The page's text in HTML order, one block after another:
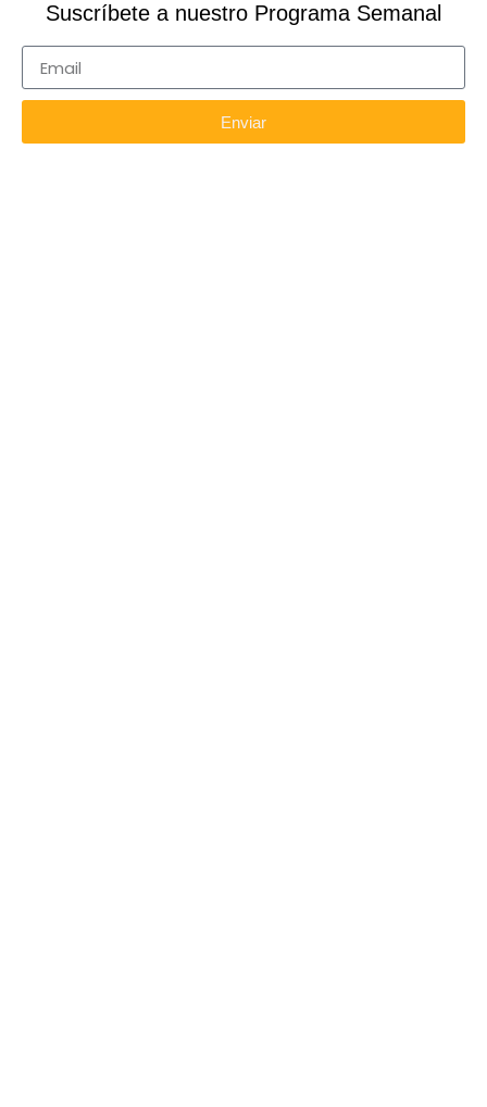
Suscríbete a nuestro Programa Semanal
Enviar